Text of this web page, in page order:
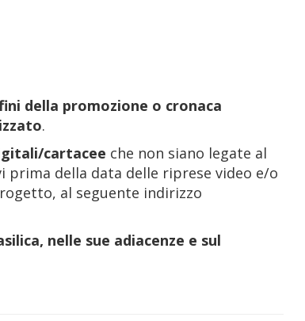
della promozione o cronaca
.
cartacee che non siano legate al
prima della data delle riprese video e/o
al seguente indirizzo
nelle sue adiacenze e sul